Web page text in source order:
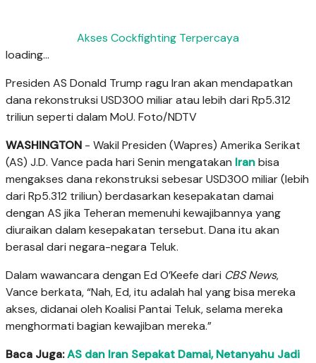
Akses Cockfighting Terpercaya
loading...
Presiden AS Donald Trump ragu Iran akan mendapatkan
dana rekonstruksi USD300 miliar atau lebih dari Rp5.312
triliun seperti dalam MoU. Foto/NDTV
WASHINGTON - Wakil Presiden (Wapres) Amerika Serikat
(AS) J.D. Vance pada hari Senin mengatakan Iranbisa
mengakses dana rekonstruksi sebesar USD300 miliar (lebih
dari Rp5.312 triliun) berdasarkan kesepakatan damai
dengan AS jika Teheran memenuhi kewajibannya yang
diuraikan dalam kesepakatan tersebut. Dana itu akan
berasal dari negara-negara Teluk.
Dalam wawancara dengan Ed O’Keefe dari CBS News,
Vance berkata, “Nah, Ed, itu adalah hal yang bisa mereka
akses, didanai oleh Koalisi Pantai Teluk, selama mereka
menghormati bagian kewajiban mereka.”
Baca Juga:AS dan Iran Sepakat Damai, Netanyahu Jadi